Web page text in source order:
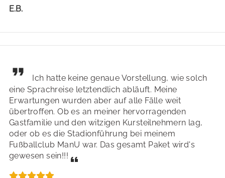
E.B.
Ich hatte keine genaue Vorstellung, wie solch
eine Sprachreise letztendlich abläuft. Meine
Erwartungen wurden aber auf alle Fälle weit
übertroffen. Ob es an meiner hervorragenden
Gastfamilie und den witzigen Kursteilnehmern lag,
oder ob es die Stadionführung bei meinem
Fußballclub ManU war. Das gesamt Paket wird's
gewesen sein!!!